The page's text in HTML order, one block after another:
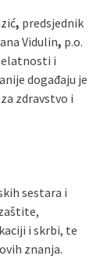
, predsjednik
Vidulin, p.o.
i
događaju je
zdravstvo i
sestara i
i skrbi, te
znanja.